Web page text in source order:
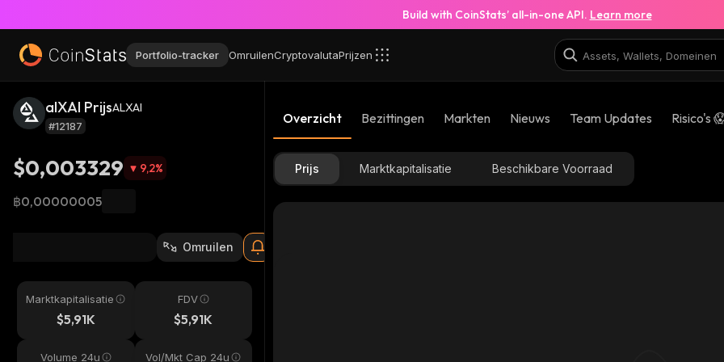
Build with CoinStats’ all-in-one API. Learn more
Portfolio-tracker OmruilenCryptovalutaPrijzen
alXAI PrijsALXAI
#12187
$0,003329 9,2%
฿0,00000005
Omruilen
Marktkapitalisatie
$5,91K
FDV
$5,91K
Volume 24u Vol/Mkt Cap 24u
Overzicht Bezittingen Markten Nieuws Team Updates Risico's
Prijs Marktkapitalisatie Beschikbare Voorraad